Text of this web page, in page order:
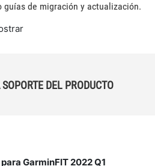
guías de migración y actualización.
DEL PRODUCTO
GarminFIT 2022 Q1